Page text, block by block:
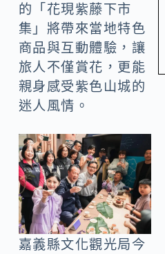
的「花現紫藤下市
集」將帶來當地特色
商品與互動體驗，讓
旅人不僅賞花，更能
親身感受紫色山城的
迷人風情。
嘉義縣文化觀光局今